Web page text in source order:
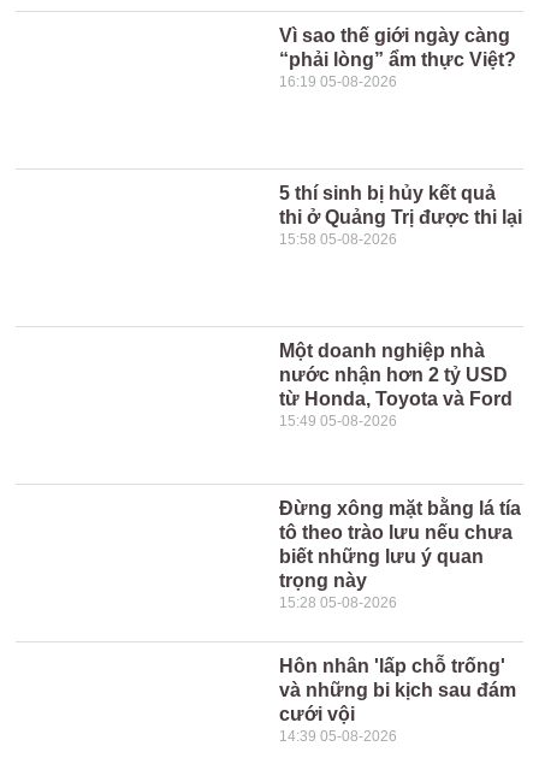
Vì sao thế giới ngày càng
“phải lòng” ẩm thực Việt?
16:19 05-08-2026
5 thí sinh bị hủy kết quả
thi ở Quảng Trị được thi lại
15:58 05-08-2026
Một doanh nghiệp nhà
nước nhận hơn 2 tỷ USD
từ Honda, Toyota và Ford
15:49 05-08-2026
Đừng xông mặt bằng lá tía
tô theo trào lưu nếu chưa
biết những lưu ý quan
trọng này
15:28 05-08-2026
Hôn nhân 'lấp chỗ trống'
và những bi kịch sau đám
cưới vội
14:39 05-08-2026